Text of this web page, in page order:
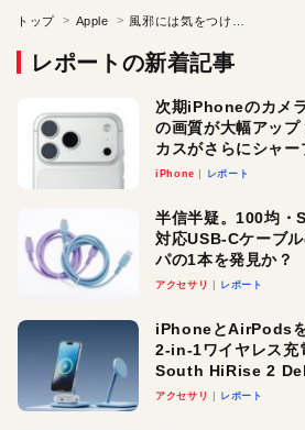
トップ Apple
レポートの新着記事
次期iPhoneのカメ
の画質が大幅アッ
カスがさらにシャー
iPhone レポート
半信半疑。100均・
対応USB-Cケーブ
パの1本を発見か？
アクセサリ レポート
iPhoneとAirPods
2-in-1ワイヤレス充
South HiRise 2
ースでおしゃれに充
アクセサリ レポート